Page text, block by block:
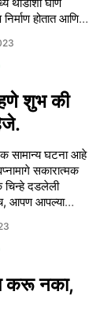
होतात आणि
बाथरूमसाठी वास्त
शुभ की
सामान्य घटना आहे
सकारात्मक
चिन्हे दडलेली
आपण आपल्या
जीवनाशी
करू नका,